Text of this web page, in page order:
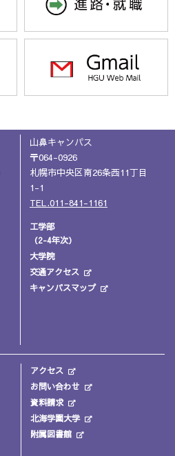
山鼻キャンパス
〒064-0926
札幌市中央区南26条西11丁目
1-1
TEL.011-841-1161
工学部
（2-4年次）
大学院
交通アクセス
キャンパスマップ
アクセス
お問い合わせ
資料請求
北海学園大学
附属図書館